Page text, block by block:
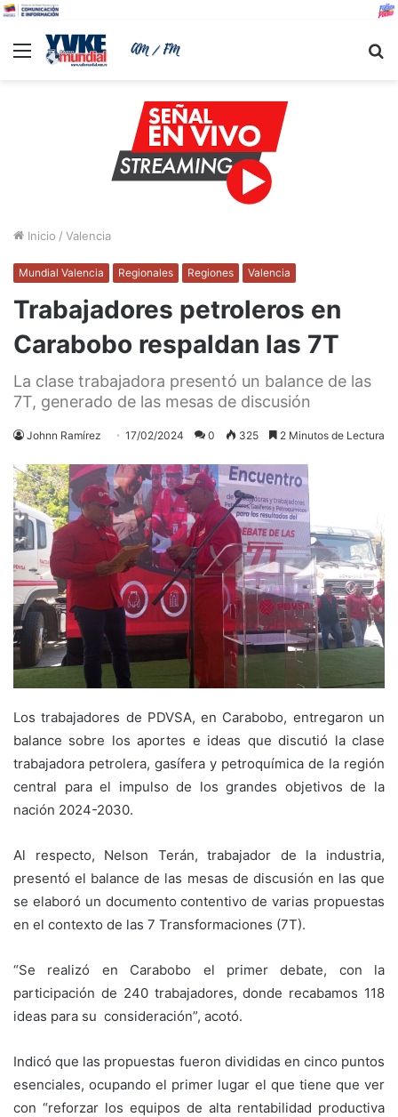
Menu
Inicio / Valencia
Mundial Valencia Regionales Regiones Valencia
Trabajadores petroleros en
Carabobo respaldan las 7T
La clase trabajadora presentó un balance de las
7T, generado de las mesas de discusión
Johnn Ramírez 17/02/2024 0 325 2 Minutos de Lectura
Los trabajadores de PDVSA, en Carabobo, entregaron un
balance sobre los aportes e ideas que discutió la clase
trabajadora petrolera, gasífera y petroquímica de la región
central para el impulso de los grandes objetivos de la
nación 2024-2030.
Al respecto, Nelson Terán, trabajador de la industria,
presentó el balance de las mesas de discusión en las que
se elaboró un documento contentivo de varias propuestas
en el contexto de las 7 Transformaciones (7T).
“Se realizó en Carabobo el primer debate, con la
participación de 240 trabajadores, donde recabamos 118
ideas para su consideración”, acotó.
Indicó que las propuestas fueron divididas en cinco puntos
esenciales, ocupando el primer lugar el que tiene que ver
con “reforzar los equipos de alta rentabilidad productiva